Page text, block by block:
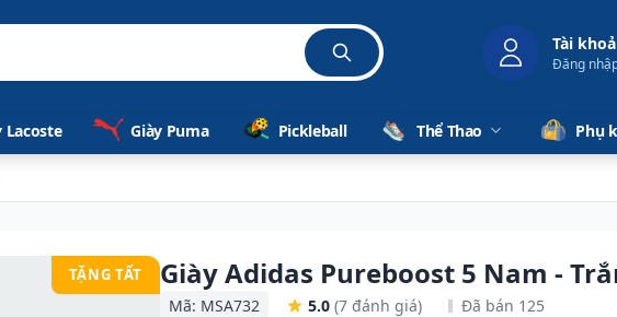
Tài
Đăng
Lacoste Giày Puma Pickleball Thể Thao Phụ
TẶNG TẤT Giày Adidas Pureboost 5 Nam -
Mã: MSA732 5.0 (7 đánh giá) Đã bán 125